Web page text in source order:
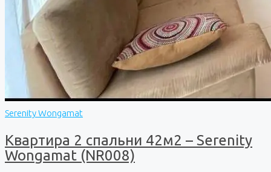
Serenity Wongamat
Квартира 2 спальни 42м2 – Serenity
Wongamat (NR008)